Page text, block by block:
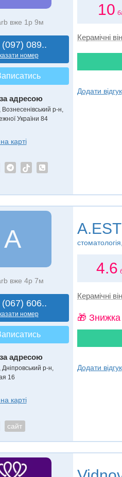
вже 1р 9м
089..
номер
адресою
р-н,
України 84
карті
10
Керамічні
Додати відгук
A
вже 4р 7м
606..
номер
адресою
р-н,
16
карті
сайт
4.6
Керамічні
🎁
Додати відгук